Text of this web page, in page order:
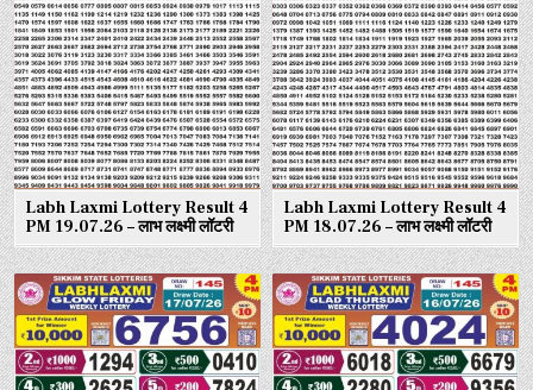
Labh Laxmi Lottery Result 4
PM 19.07.26 – लाभ लक्ष्मी लॉटरी
Labh Laxmi Lottery Result 4
PM 18.07.26 – लाभ लक्ष्मी लॉटरी